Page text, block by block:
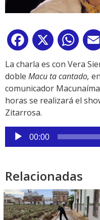
Facebook
X
La charla es con Vera
doble Macu ta cantado,
comunicador
horas se realizará el
Zitarrosa.
Reproductor
de
00:00
Relacionadas